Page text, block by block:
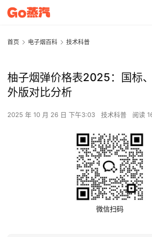
首页 电子烟百科 技术科普
柚子烟弹价格表2025：国标
外版对比分析
2025 年 10 月 26 日 下午3:03 技术科普 阅读
微信扫码